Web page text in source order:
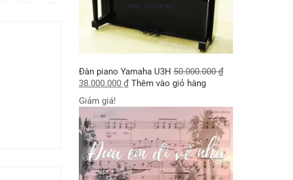
Đàn piano Yamaha U3H 50.000.000₫
38.000.000 ₫ Thêm vào giỏ hàng
Giảm giá!